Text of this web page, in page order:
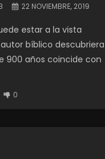
22 NOVIEMBRE, 2019
estar a la vista
bíblico descubriera
900 años coincide con
0